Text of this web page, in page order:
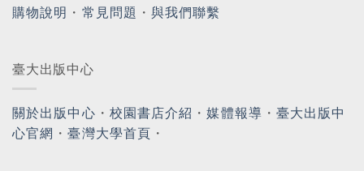
購物說明 ・ 常見問題 ・與我們聯繫
臺大出版中心
關於出版中心 ・ 校園書店介紹 ・媒體報導 ・ 臺大出版中
心官網 ・臺灣大學首頁 ・